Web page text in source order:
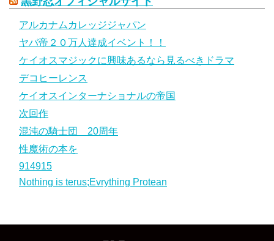
アルカナムカレッジジャパン
ヤバ帝２０万人達成イベント！！
ケイオスマジックに興味あるなら見るべきドラマ
デコヒーレンス
ケイオスインターナショナルの帝国
次回作
混沌の騎士団 20周年
性魔術の本を
914915
Nothing is terus;Evrything Protean